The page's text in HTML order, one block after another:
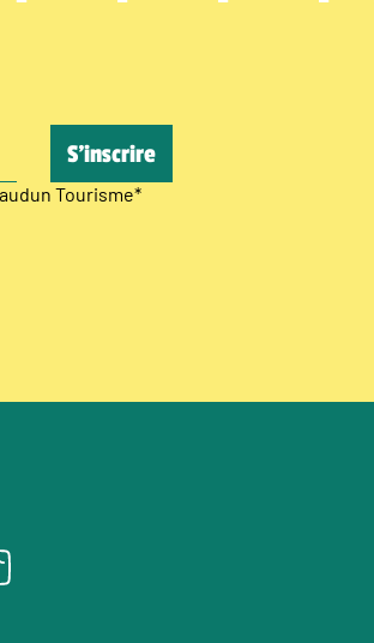
Tourisme*